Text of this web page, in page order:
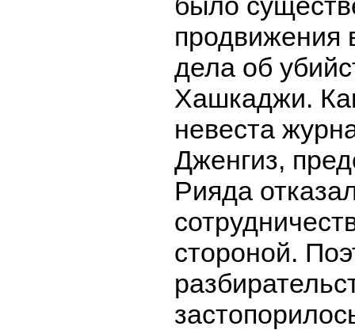
продвижения
дела об
Хашкаджи.
невеста
Дженгиз,
Рияда
стороной.